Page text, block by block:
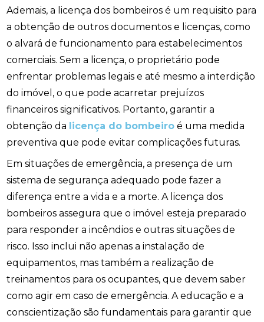
Ademais, a licença dos bombeiros é um requisito para
a obtenção de outros documentos e licenças, como
o alvará de funcionamento para estabelecimentos
comerciais. Sem a licença, o proprietário pode
enfrentar problemas legais e até mesmo a interdição
do imóvel, o que pode acarretar prejuízos
financeiros significativos. Portanto, garantir a
obtenção da licença do bombeiro é uma medida
preventiva que pode evitar complicações futuras.
Em situações de emergência, a presença de um
sistema de segurança adequado pode fazer a
diferença entre a vida e a morte. A licença dos
bombeiros assegura que o imóvel esteja preparado
para responder a incêndios e outras situações de
risco. Isso inclui não apenas a instalação de
equipamentos, mas também a realização de
treinamentos para os ocupantes, que devem saber
como agir em caso de emergência. A educação e a
conscientização são fundamentais para garantir que